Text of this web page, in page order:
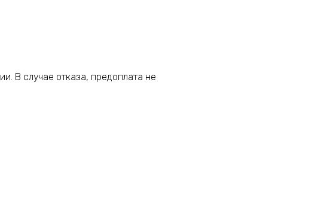
В случае отказа, предоплата не